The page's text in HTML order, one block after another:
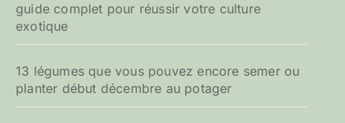
guide complet pour réussir votre culture
exotique
13 légumes que vous pouvez encore semer ou
planter début décembre au potager